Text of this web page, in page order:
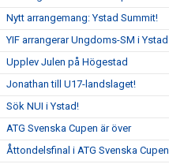
Nytt arrangemang: Ystad Summit!
YIF arrangerar Ungdoms-SM i Ystad
Upplev Julen på Högestad
Jonathan till U17-landslaget!
Sök NUI i Ystad!
ATG Svenska Cupen är över
Åttondelsfinal i ATG Svenska Cupen